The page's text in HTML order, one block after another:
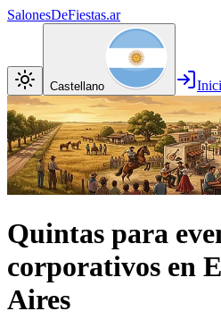
SalonesDeFiestas.ar
Castellano
Quintas para
corporativos en
Aires